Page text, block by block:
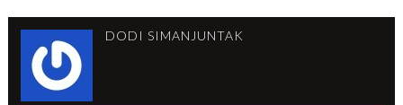
DODI SIMANJUNTAK